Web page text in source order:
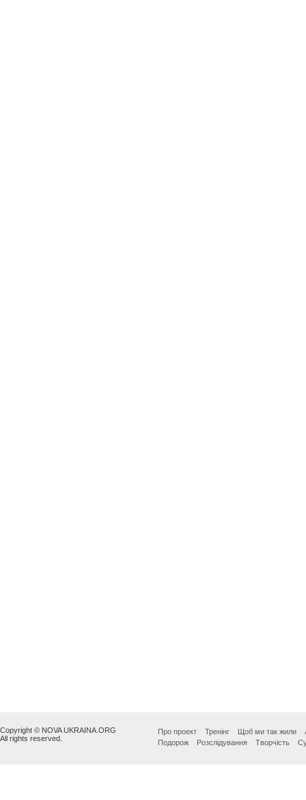
Copyright © NOVA UKRAINA.ORG
All rights reserved.
Про проект Тренінг Щоб ми так жили
Подорож
Розслідування Творчість